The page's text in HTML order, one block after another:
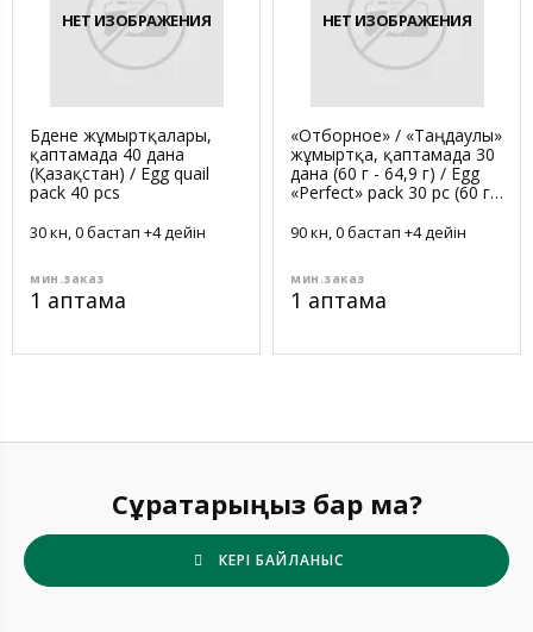
НЕТ ИЗОБРАЖЕНИЯ
Бөдене жұмыртқалары,
қаптамада 40 дана
(Қазақстан) / Egg quail
pack 40 pcs
30 күн, 0 бастап +4 дейін
мин.заказ
1 қаптама
НЕТ ИЗОБРАЖЕНИЯ
«Отборное» / «Таңдаулы»
жұмыртқа, қаптамада 30
дана (60 г - 64,9 г) / Egg
«Perfect» pack 30 pc (60 г -
90 күн, 0 бастап +4 дейін
мин.заказ
1 қаптама
Сұрақтарыңыз бар ма?
КЕРІ БАЙЛАНЫС